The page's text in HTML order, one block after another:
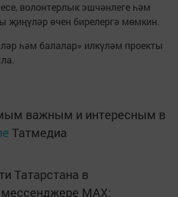
волонтерлык эшчәнлеге һәм
җиңүләр өчен бирелергә мөмкин.
һәм балалар» илкүләм проекты
важным и интересным в
Татмедиа
Татарстана в
MАХ: